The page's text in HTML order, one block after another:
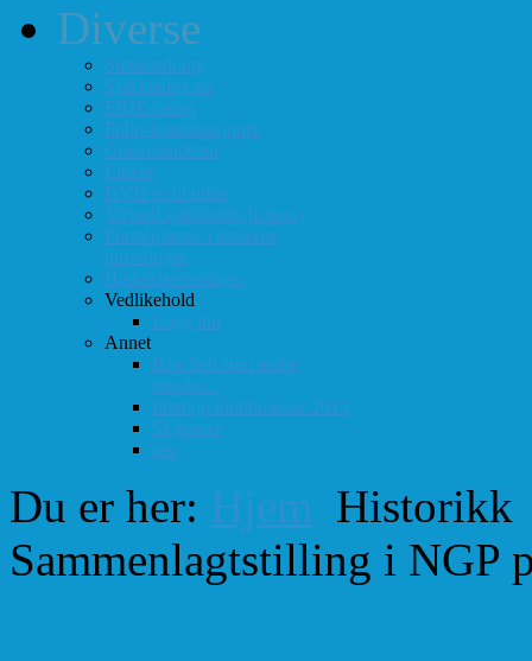
Diverse
Støtteordning
Sjakkrating.no
FIDE-rating
Follo-kombinasjoner
Grasrotandelen
Linker
DVD-er til utlån
Virtuell sjakklubb (lichess)
Førsteplasser i eksterne
turneringer
Hedersbevisninger
Vedlikehold
Logg inn
Annet
Ikke helt som andre
muséer...
Intervju klubbmester 2013
Skjemaer
test
Du er her: Hjem Historikk
Sammenlagtstilling i NGP